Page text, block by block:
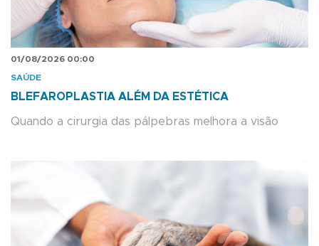
01/08/2026 00:00
SAÚDE
BLEFAROPLASTIA ALÉM DA ESTÉTICA
Quando a cirurgia das pálpebras melhora a visão